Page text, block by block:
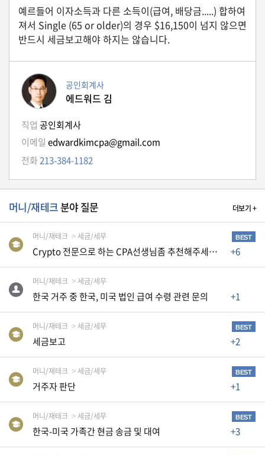
TIP
기
공
지
사
항
A
S
K
국
이
칙
안
예르들어 이자소득과 다른 소득이(급여, 배당금.....) 합하여
져서 Single (65 or older)의 경우 $16,150이 넘지 않으면
반드시 세금보고해야 하지는 않습니다.
공인회계사
에드워드 김
직업 공인회계사
이메일 edwardkimcpa@gmail.com
전화213-384-1182
머니/재테크분야 질문 더보기 +
머니/재테크 세금/세무 BEST
Crypto 전문으로 하는 CPA선생님좀 추천해주세요~~ +6
머니/재테크 세금/세무
한국 거주 중 한국, 미국 법인 급여 수령 관련 문의 +1
머니/재테크 세금/세무 BEST
세금보고 +2
머니/재테크 세금/세무 BEST
거주자 판단 +1
머니/재테크 세금/세무 BEST
한국-미국 가족간 현금 송금 및 대여 +3